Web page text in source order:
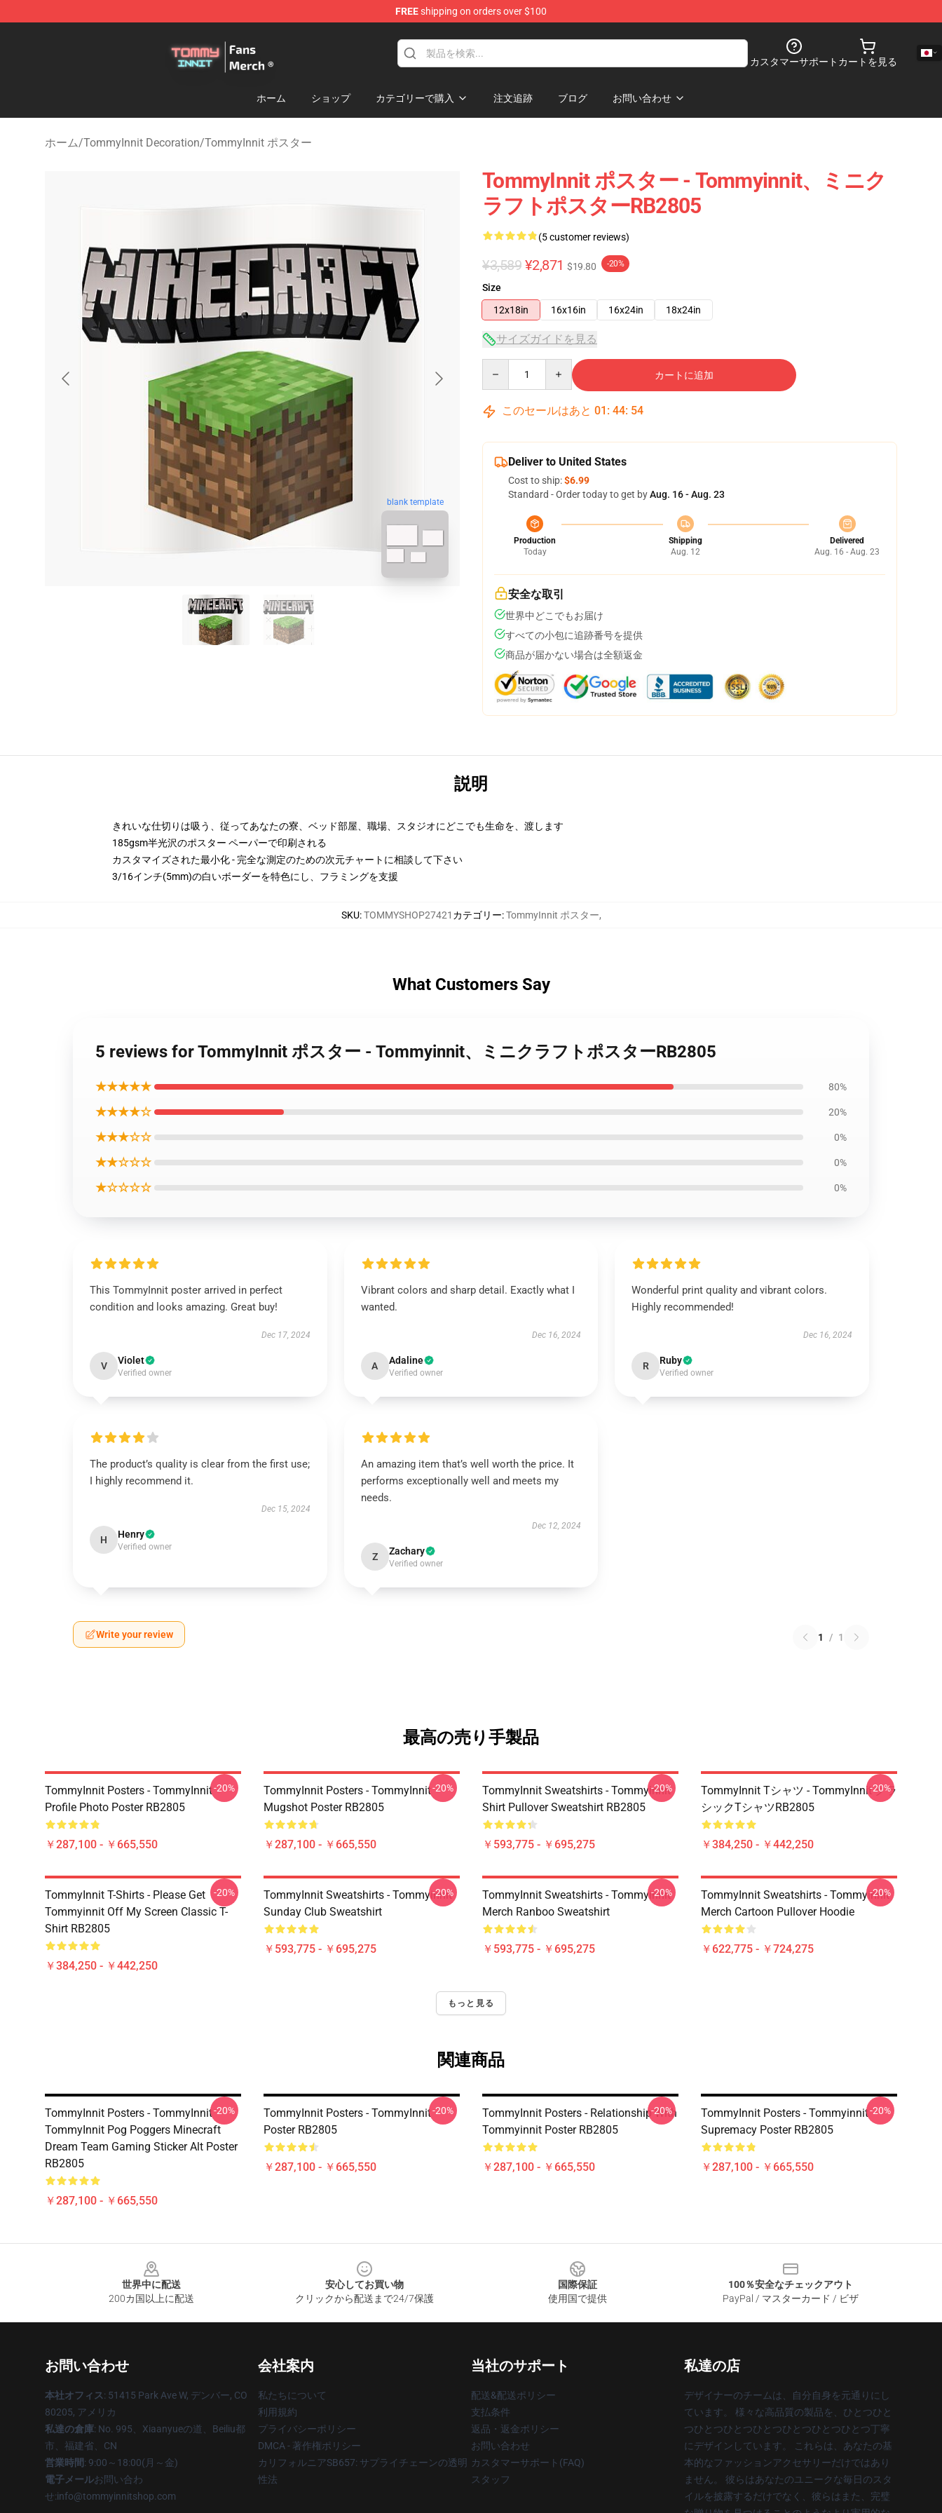
FREEshipping on orders over $100
カスタマーサポート カートを見る
ホーム ショップ カテゴリーで購入 注文追跡 ブログ お問い合わせ
ホーム/TommyInnit Decoration/TommyInnit ポスター
blank template
TommyInnit ポスター - Tommyinnit、ミニク
ラフトポスターRB2805
(5 customer reviews)
¥3,589 ¥2,871 $19.80 -20%
Size
12x18in
16x16in 16x24in 18x24in
サイズガイドを見る
カートに追加
このセールはあと 01 : 44: 53
Deliver to United States
Cost to ship:$6.99
Standard - Order today to get byAug. 16 - Aug. 23
Production
Today
Shipping
Aug. 12
Delivered
Aug. 16 - Aug. 23
安全な取引
世界中どこでもお届け
すべての小包に追跡番号を提供
商品が届かない場合は全額返金
説明
きれいな仕切りは吸う、従ってあなたの寮、ベッド部屋、職場、スタジオにどこでも生命を、渡します
185gsm半光沢のポスター ペーパーで印刷される
カスタマイズされた最小化 - 完全な測定のための次元チャートに相談して下さい
3/16インチ(5mm)の白いボーダーを特色にし、フラミングを支援
SKU:TOMMYSHOP27421 カテゴリー:TommyInnit ポスター,
What Customers Say
5 reviews for TommyInnit ポスター - Tommyinnit、ミニクラフトポスターRB2805
★★★★★ 80%
★★★★☆ 20%
★★★☆☆ 0%
★★☆☆☆ 0%
★☆☆☆☆ 0%
This TommyInnit poster arrived in perfect
condition and looks amazing. Great buy!
Dec 17, 2024
V Violet
Verified owner
Vibrant colors and sharp detail. Exactly what I
wanted.
Dec 16, 2024
A Adaline
Verified owner
Wonderful print quality and vibrant colors.
Highly recommended!
Dec 16, 2024
R Ruby
Verified owner
The product’s quality is clear from the first use;
I highly recommend it.
Dec 15, 2024
H Henry
Verified owner
An amazing item that’s well worth the price. It
performs exceptionally well and meets my
needs.
Dec 12, 2024
Z Zachary
Verified owner
Write your review 1 / 1
最高の売り手製品
TommyInnit Posters - TommyInnit
Profile Photo Poster RB2805
￥287,100 - ￥665,550
-20%
TommyInnit Posters - TommyInnit
Mugshot Poster RB2805
￥287,100 - ￥665,550
-20%
TommyInnit Sweatshirts - Tommyinnit
Shirt Pullover Sweatshirt RB2805
￥593,775 - ￥695,275
-20%
TommyInnit Tシャツ - TommyInnit クラ
シックTシャツRB2805
￥384,250 - ￥442,250
-20%
TommyInnit T-Shirts - Please Get
Tommyinnit Off My Screen Classic T-
Shirt RB2805
￥384,250 - ￥442,250
-20%
TommyInnit Sweatshirts - Tommyinnit
Sunday Club Sweatshirt
￥593,775 - ￥695,275
-20%
TommyInnit Sweatshirts - Tommyinnit
Merch Ranboo Sweatshirt
￥593,775 - ￥695,275
-20%
TommyInnit Sweatshirts - Tommyinnit
Merch Cartoon Pullover Hoodie
￥622,775 - ￥724,275
-20%
もっと見る
関連商品
TommyInnit Posters - TommyInnit
TommyInnit Pog Poggers Minecraft
Dream Team Gaming Sticker Alt Poster
RB2805
￥287,100 - ￥665,550
-20%
TommyInnit Posters - TommyInnit
Poster RB2805
￥287,100 - ￥665,550
-20%
TommyInnit Posters - Relationship With
Tommyinnit Poster RB2805
￥287,100 - ￥665,550
-20%
TommyInnit Posters - Tommyinnit
Supremacy Poster RB2805
￥287,100 - ￥665,550
-20%
世界中に配送
200カ国以上に配送
安心してお買い物
クリックから配送まで24/7保護
国際保証
使用国で提供
100％安全なチェックアウト
PayPal / マスターカード / ビザ
お問い合わせ
本社オフィス: 51415 Park Ave W, デンバー, CO
80205, アメリカ
私達の倉庫: No. 995、Xiaanyueの道、Beiliu都
市、福建省、CN
営業時間: 9:00～18:00(月～金)
電子メールお問い合わ
せ:info@tommyinnitshop.com
会社案内
私たちについて
利用規約
プライバシーポリシー
DMCA - 著作権ポリシー
カリフォルニアSB657: サプライチェーンの透明
性法
当社のサポート
配送&配送ポリシー
支払条件
返品・返金ポリシー
お問い合わせ
カスタマーサポート(FAQ)
スタッフ
私達の店
デザイナーのチームは、自分自身を元通りにし
ています。 様々な高品質の製品を、ひとつひと
つひとつひとつひとつひとつひとつひとつ丁寧
にデザインしています。 これらは、あなたの基
本的なファッションアクセサリーだけではあり
ません。 彼らはあなたのユニークな毎日のスタ
イルを披露するだけでなく、彼らはまた、完璧